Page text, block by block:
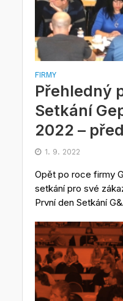
FIRMY
Přehledný
Setkání
2022 –
1. 9. 2022
Opět po roce firmy
setkání pro své
První den Setkání